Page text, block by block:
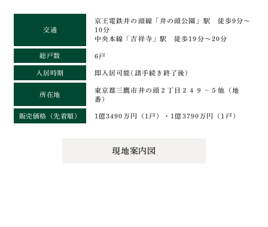
交通
京王電鉄井の頭線「井の頭公園」駅 徒歩9分～
10分
中央本線「吉祥寺」駅 徒歩19分～20分
総戸数 6戸
入居時期 即入居可能(諸手続き終了後)
所在地
東京都三鷹市井の頭２丁目２４９－５他（地
番）
販売価格 （先着順） 1億3490万円（1戸）・1億3790万円（1戸）
現地案内図